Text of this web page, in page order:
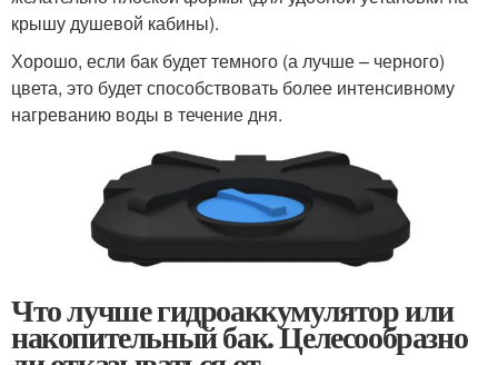
крышу душевой кабины).
Хорошо, если бак будет темного (а лучше – черного)
цвета, это будет способствовать более интенсивному
нагреванию воды в течение дня.
Что лучше гидроаккумулятор или
накопительный бак. Целесообразно